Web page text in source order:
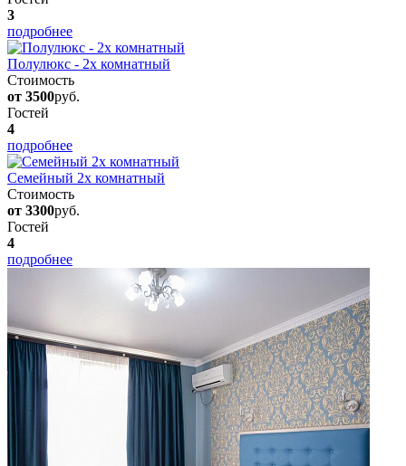
3
подробнее
Полулюкс - 2х комнатный
Стоимость
от 3500руб.
Гостей
4
подробнее
Семейный 2х комнатный
Стоимость
от 3300руб.
Гостей
4
подробнее